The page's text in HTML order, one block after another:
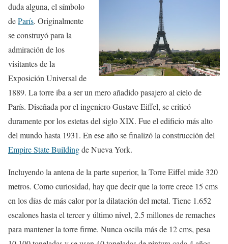
duda alguna, el símbolo
deParís. Originalmente
se construyó para la
admiración de los
visitantes de la
Exposición Universal de
1889. La torre iba a ser un mero añadido pasajero al cielo de
París. Diseñada por el ingeniero Gustave Eiffel, se criticó
duramente por los estetas del siglo XIX. Fue el edificio más alto
del mundo hasta 1931. En ese año se finalizó la construcción del
Empire State Buildingde Nueva York.
Incluyendo la antena de la parte superior, la Torre Eiffel mide 320
metros. Como curiosidad, hay que decir que la torre crece 15 cms
en los días de más calor por la dilatación del metal. Tiene 1.652
escalones hasta el tercer y último nivel, 2.5 millones de remaches
para mantener la torre firme. Nunca oscila más de 12 cms, pesa